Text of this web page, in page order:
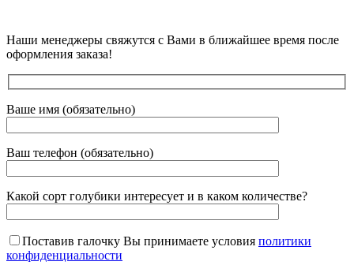
Наши менеджеры свяжутся с Вами в ближайшее время после
оформления заказа!
Ваше имя (обязательно)
Ваш телефон (обязательно)
Какой сорт голубики интересует и в каком количестве?
Поставив галочку Вы принимаете условия политики
конфиденциальности